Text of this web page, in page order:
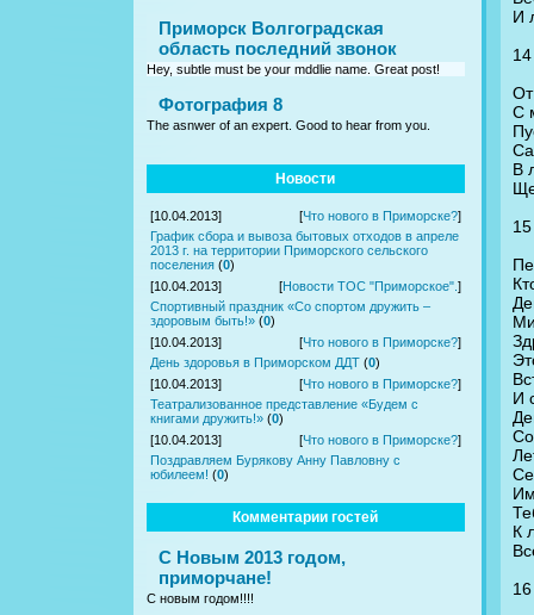
Приморск Волгоградская
область последний звонок
Hey, subtle must be your mddlie name. Great post!
Фотография 8
The asnwer of an expert. Good to hear from you.
Новости
[10.04.2013] [Что нового в Приморске?]
График сбора и вывоза бытовых отходов в апреле
2013 г. на территории Приморского сельского
поселения (0)
[10.04.2013]
[Новости ТОС "Приморское". ]
Спортивный праздник «Со спортом дружить –
здоровым быть!» (0)
[10.04.2013]
[Что нового в Приморске?]
День здоровья в Приморском ДДТ (0)
[10.04.2013]
[Что нового в Приморске?]
Театрализованное представление «Будем с
книгами дружить!» (0)
[10.04.2013]
[Что нового в Приморске?]
Поздравляем Бурякову Анну Павловну с
юбилеем! (0)
Комментарии гостей
С Новым 2013 годом,
приморчане!
С новым годом!!!!
И
14
С
В
15
И
К
16